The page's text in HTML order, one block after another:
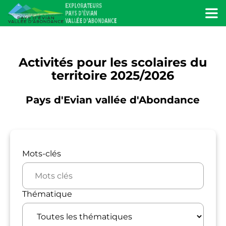
Activités pour les scolaires du
territoire 2025/2026
Pays d'Evian vallée d'Abondance
Mots-clés
Thématique